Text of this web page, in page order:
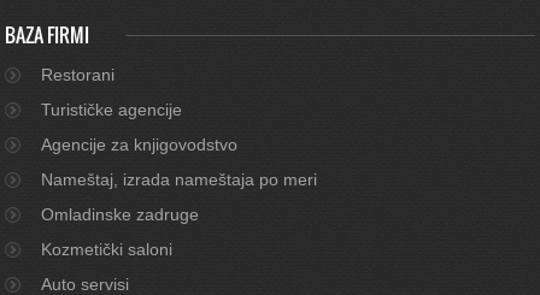
BAZA FIRMI
Restorani
Turističke agencije
Agencije za knjigovodstvo
Nameštaj, izrada nameštaja po meri
Omladinske zadruge
Kozmetički saloni
Auto servisi